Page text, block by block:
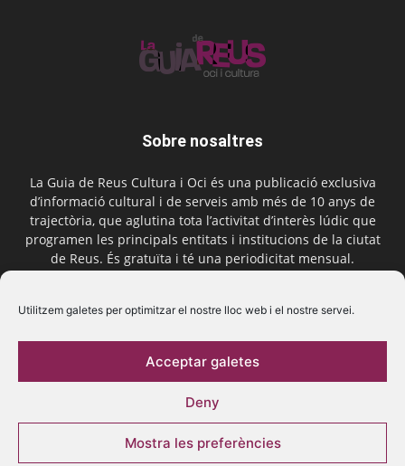
Utilitzem galetes per optimitzar el nostre lloc web i el nostre servei.
Acceptar galetes
Deny
Mostra les preferències
Sobre nosaltres
La Guia de Reus Cultura i Oci és una publicació exclusiva
d’informació cultural i de serveis amb més de 10 anys de
trajectòria, que aglutina tota l’activitat d’interès lúdic que
programen les principals entitats i institucions de la ciutat
de Reus. És gratuïta i té una periodicitat mensual.
Segueix-nos